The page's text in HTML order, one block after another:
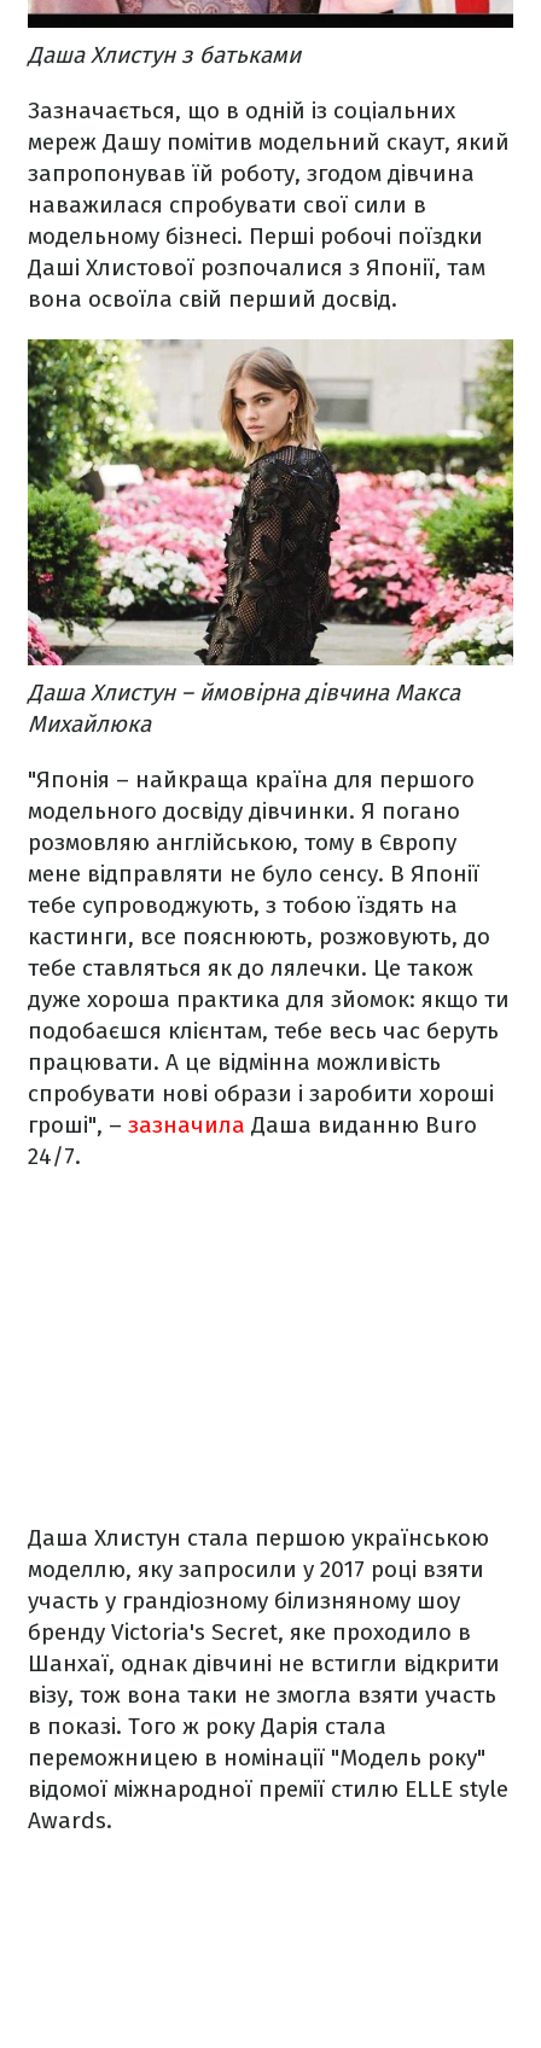
Даша Хлистун з батьками
Зазначається, що в одній із соціальних
мереж Дашу помітив модельний скаут, який
запропонував їй роботу, згодом дівчина
наважилася спробувати свої сили в
модельному бізнесі. Перші робочі поїздки
Даші Хлистової розпочалися з Японії, там
вона освоїла свій перший досвід.
Даша Хлистун – ймовірна дівчина Макса
Михайлюка
"Японія – найкраща країна для першого
модельного досвіду дівчинки. Я погано
розмовляю англійською, тому в Європу
мене відправляти не було сенсу. В Японії
тебе супроводжують, з тобою їздять на
кастинги, все пояснюють, розжовують, до
тебе ставляться як до лялечки. Це також
дуже хороша практика для зйомок: якщо ти
подобаєшся клієнтам, тебе весь час беруть
працювати. А це відмінна можливість
спробувати нові образи і заробити хороші
гроші", – зазначила Даша виданню Buro
24/7.
Даша Хлистун стала першою українською
моделлю, яку запросили у 2017 році взяти
участь у грандіозному білизняному шоу
бренду Victoria's Secret, яке проходило в
Шанхаї, однак дівчині не встигли відкрити
візу, тож вона таки не змогла взяти участь
в показі. Того ж року Дарія стала
переможницею в номінації "Модель року"
відомої міжнародної премії стилю ELLE style
Awards.